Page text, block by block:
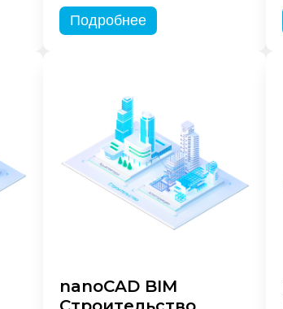
Подробнее
nanoCAD BIM